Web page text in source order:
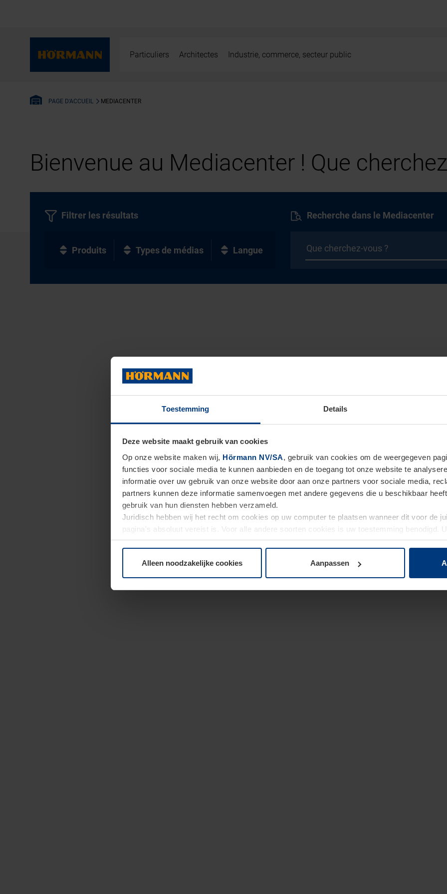
Toestemming Details
Deze website maakt gebruik van cookies
Op onze website maken wij, Hörmann NV/SA, gebruik van cookies om de weergegeven
functies voor sociale media te kunnen aanbieden en de toegang tot onze website te
informatie over uw gebruik van onze website door aan onze partners voor sociale media,
partners kunnen deze informatie samenvoegen met andere gegevens die u beschikbaar
gebruik van hun diensten hebben verzameld.
Juridisch hebben wij het recht om cookies op uw computer te plaatsen wanneer dit voor de
pagina's absoluut vereist is. Voor alle andere soorten cookies is uw toestemming benodigd.
moment bij de uitleg van de cookies op paginaPrivacyverklaringop onze website wijzigen
Alleen noodzakelijke cookies Aanpassen
Particuliers Architectes Industrie, commerce, secteur public
PAGE D'ACCUEIL MEDIACENTER
Bienvenue au Mediacenter ! Que
Recherche dans le Mediacenter
Filtrer les résultats
Produits Types de médias Langue